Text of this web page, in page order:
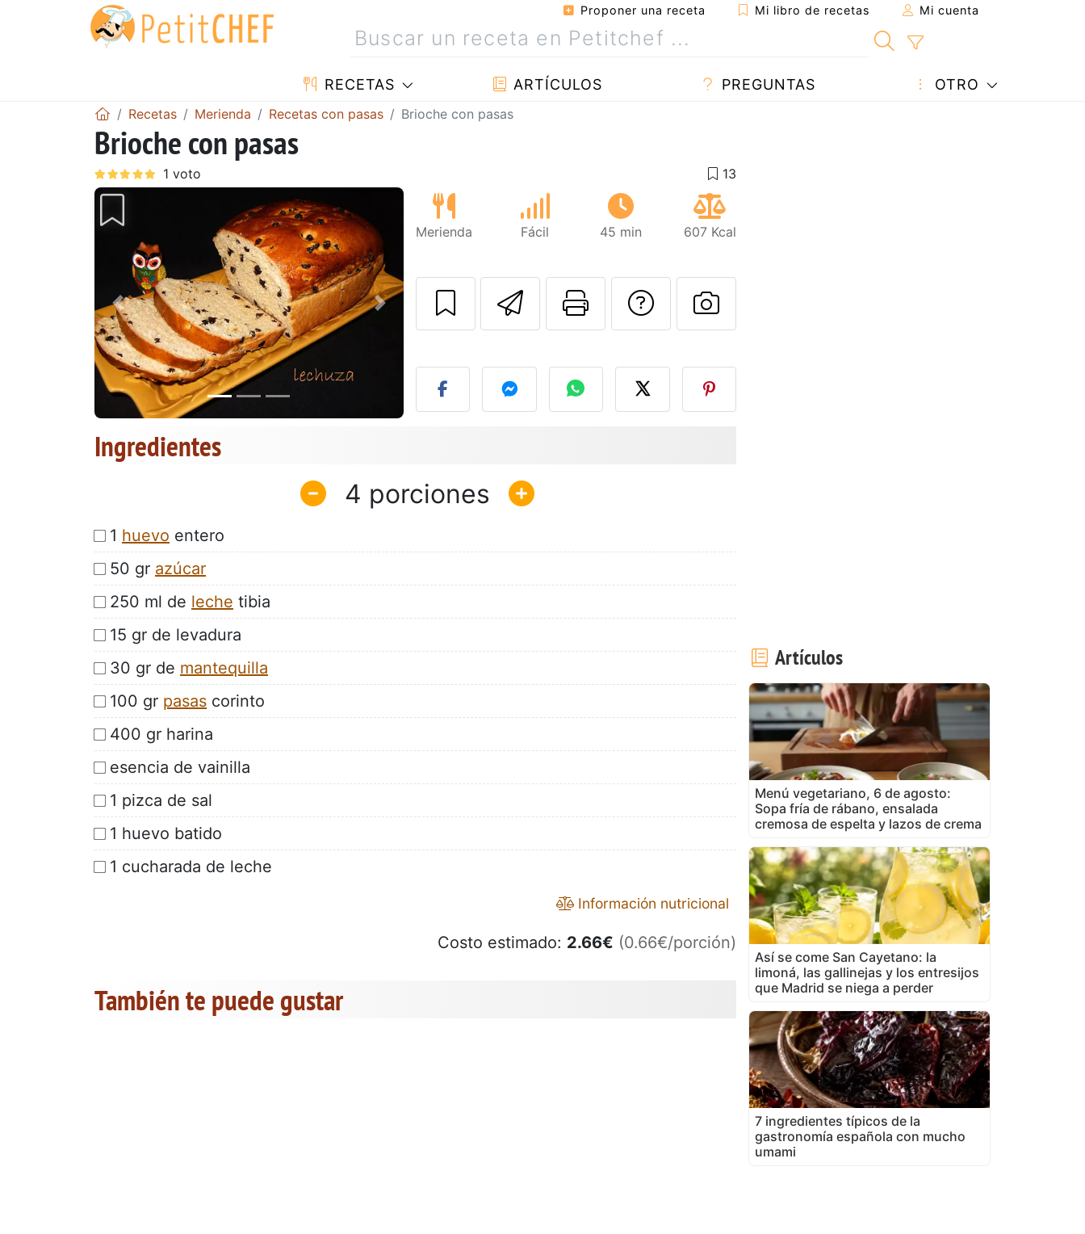
Proponer una receta Mi libro de recetas Mi cuenta
RECETAS ARTÍCULOS PREGUNTAS OTRO
Recetas Merienda Recetas con pasas Brioche con pasas
Brioche con pasas
Anterior Siguiente
Merienda Fácil 45 min 607 Kcal
Enviar esta receta a un amigo
Imprimir esta página
Preguntar al autor
Publicar la foto de esta receta
Ingredientes
4
1 huevo entero
50 gr azúcar
250 ml de leche tibia
15 gr de levadura
30 gr de mantequilla
100 gr pasas corinto
400 gr harina
esencia de vainilla
1 pizca de sal
1 huevo batido
1 cucharada de leche
Información nutricional
Costo estimado: 2.66€ (0.66€/porción)
También te puede gustar
Artículos
Menú vegetariano, 6 de agosto:
Sopa fría de rábano, ensalada
cremosa de espelta y lazos de crema
Así se come San Cayetano: la
limoná, las gallinejas y los entresijos
que Madrid se niega a perder
7 ingredientes típicos de la
gastronomía española con mucho
umami